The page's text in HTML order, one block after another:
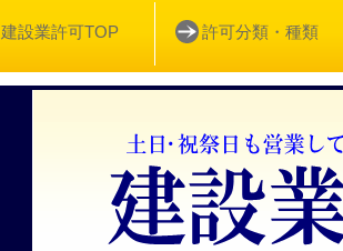
建設業許可TOP 許可分類・種類